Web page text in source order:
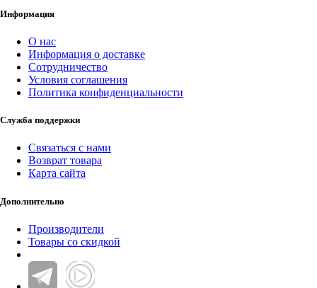
Информация
О нас
Информация о доставке
Сотрудничество
Условия соглашения
Политика конфиденциальности
Служба поддержки
Связаться с нами
Возврат товара
Карта сайта
Дополнительно
Производители
Товары со скидкой